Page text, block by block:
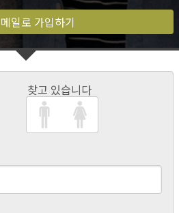
일로 가입하기
찾고 있습니다